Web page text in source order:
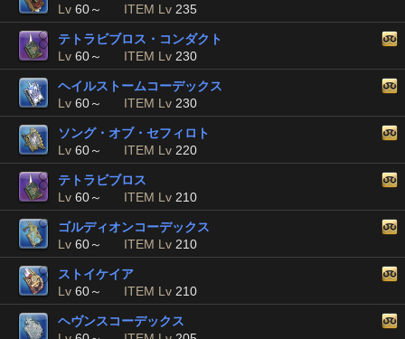
Lv 60～ ITEM Lv 235
テトラビブロス・コンダクト
Lv 60～ ITEM Lv 230
ヘイルストームコーデックス
Lv 60～ ITEM Lv 230
ソング・オブ・セフィロト
Lv 60～ ITEM Lv 220
テトラビブロス
Lv 60～ ITEM Lv 210
ゴルディオンコーデックス
Lv 60～ ITEM Lv 210
ストイケイア
Lv 60～ ITEM Lv 210
ヘヴンスコーデックス